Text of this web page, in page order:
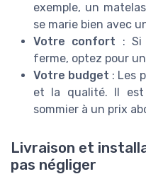
exemple, un
se marie bien avec
Votre confort : Si
ferme, optez pour
Votre budget : Les
et la qualité. Il est
sommier à un prix
Livraison et
pas négliger